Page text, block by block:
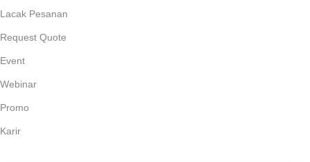
Lacak Pesanan
Request Quote
Event
Webinar
Promo
Karir